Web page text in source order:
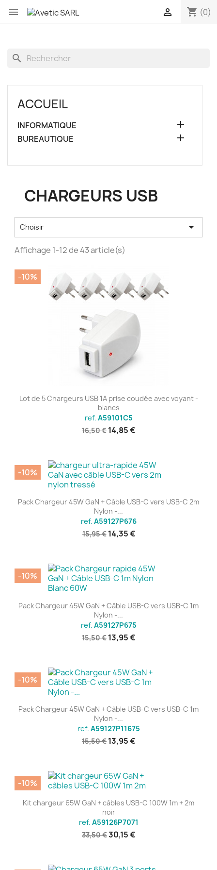
 shopping_cart (0)

search
ACCUEIL
INFORMATIQUE 
BUREAUTIQUE 
CHARGEURS USB
Choisir 
Affichage 1-12 de 43 article(s)
Lot de 5 Chargeurs USB 1A prise coudée avec voyant -
blancs
ref. A59101C5
16,50 € 14,85 €
-10%
Pack Chargeur 45W GaN + Câble USB-C vers USB-C 2m
Nylon -...
ref. A59127P676
15,95 € 14,35 €
-10%
Pack Chargeur 45W GaN + Câble USB-C vers USB-C 1m
Nylon -...
ref. A59127P675
15,50 € 13,95 €
-10%
Pack Chargeur 45W GaN + Câble USB-C vers USB-C 1m
Nylon -...
ref. A59127P11675
15,50 € 13,95 €
-10%
Kit chargeur 65W GaN + câbles USB-C 100W 1m + 2m
noir
ref. A59126P7071
33,50 €30,15 €
-10%